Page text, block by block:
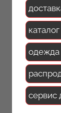
одежда
сервис